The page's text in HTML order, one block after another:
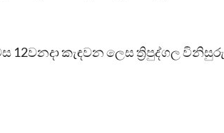
12වනදා කැඳවන ලෙස ත්‍රිපුද්ගල විනිසුරු